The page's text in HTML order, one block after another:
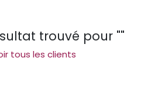
trouvé pour ""
tous les clients